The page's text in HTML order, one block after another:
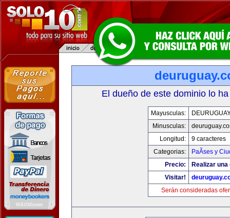
El dueño de este dominio lo
Mayusculas:
Minusculas:
Longitud:
9 caracteres
Categorias:
PaÃ­ses y
Precio:
Realizar
Visitar!
Serán consideradas